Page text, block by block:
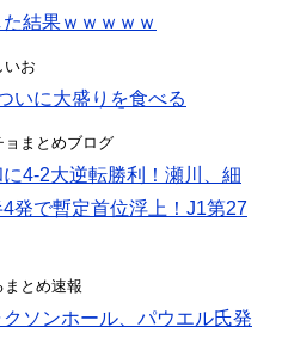
結果ｗｗｗｗｗ
いお
いに大盛りを食べる
ョまとめブログ
4-2大逆転勝利！瀬川、細
発で暫定首位浮上！J1第27
まとめ速報
クソンホール、パウエル氏発